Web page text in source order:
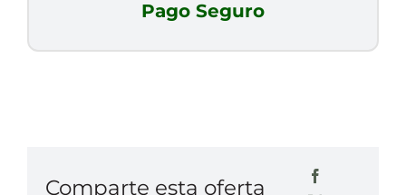
Pago Seguro
Comparte esta oferta